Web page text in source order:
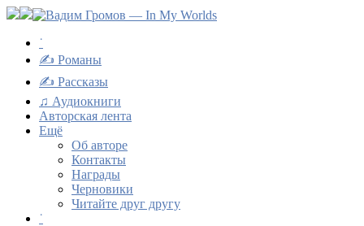
˙
✍ Романы
✍ Рассказы
♫ Аудиокниги
Авторская лента
Ещё
Об авторе
Контакты
Награды
Черновики
Читайте друг другу
˙